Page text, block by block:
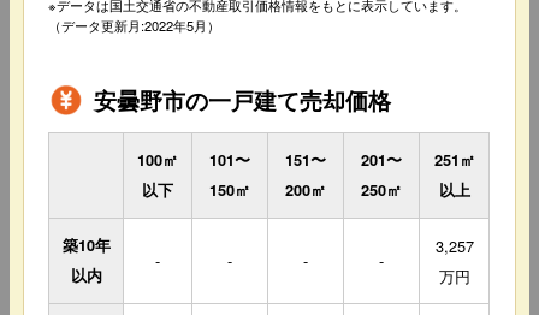
※データは国土交通省の不動産取引価格情報をもとに表示しています。
（データ更新月:2022年5月）
安曇野市の一戸建て売却価格
100㎡
以下
101〜
150㎡
151〜
200㎡
201〜
250㎡
251㎡
以上
築10年
以内
- - - -
3,257
万円